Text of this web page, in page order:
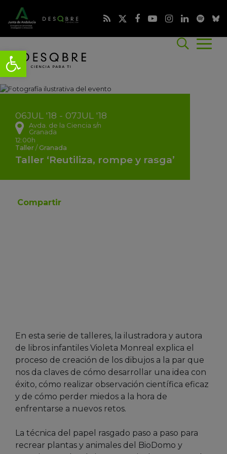
06JUL '18 - 07JUL '18
Avda. de la Ciencia s/n
Granada
12:00h
Taller / Granada
Taller ‘Reutiliza, rompe y rasga’
Compartir
En esta serie de talleres, la ilustradora y autora
de libros infantiles Violeta Monreal explica el
proceso de creación de los dibujos a la par que
nos da claves de cómo desarrollar una idea con
éxito, cómo realizar observación científica eficaz
y de cómo perder miedos a la hora de
enfrentarse a nuevos retos.
La técnica del papel rasgado paso a paso para
recrear plantas y animales del BioDomo y